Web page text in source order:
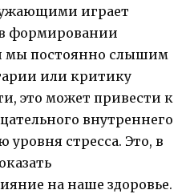
играет
формировании
мы постоянно слышим
или критику
это может привести к
внутреннего
стресса. Это, в
на наше здоровье.